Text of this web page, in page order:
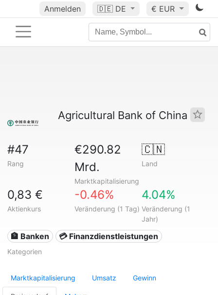
Anmelden 🇩🇪 DE € EUR
Agricultural Bank of China
#47
Rang
€290.82
Mrd.
Marktkapitalisierung
🇨🇳
Land
0,83 €
Aktienkurs
-0.46%
Veränderung (1 Tag)
4.04%
Veränderung (1
Jahr)
🏦 Banken 💳 Finanzdienstleistungen
Kategorien
Marktkapitalisierung Umsatz Gewinn